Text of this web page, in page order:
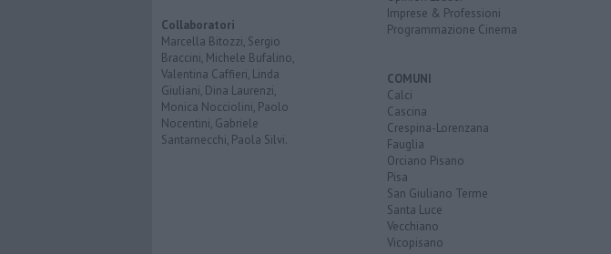
Collaboratori
Marcella Bitozzi, Sergio
Braccini, Michele Bufalino,
Valentina Caffieri, Linda
Giuliani, Dina Laurenzi,
Monica Nocciolini, Paolo
Nocentini, Gabriele
Santarnecchi, Paola Silvi.
Imprese & Professioni
Programmazione Cinema
COMUNI
Calci
Cascina
Crespina-Lorenzana
Fauglia
Orciano Pisano
Pisa
San Giuliano Terme
Santa Luce
Vecchiano
Vicopisano